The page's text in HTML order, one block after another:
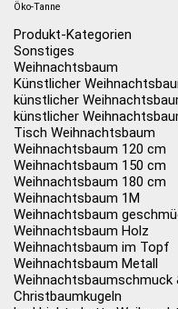
Öko-Tanne
Produkt-Kategorien
Sonstiges
Weihnachtsbaum
Künstlicher
künstlicher
künstlicher
Tisch Weihnachtsbaum
Weihnachtsbaum 120 cm
Weihnachtsbaum 150 cm
Weihnachtsbaum 180 cm
Weihnachtsbaum 1M
Weihnachtsbaum
Weihnachtsbaum Holz
Weihnachtsbaum im Topf
Weihnachtsbaum Metall
Weihnachtsbaumschmuck
Christbaumkugeln